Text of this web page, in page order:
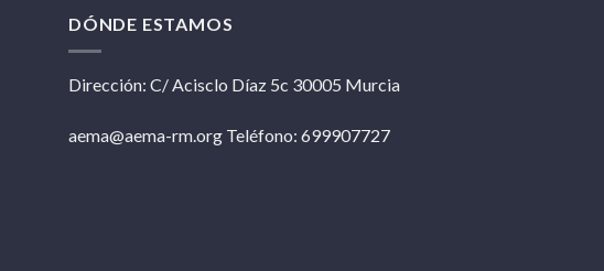
DÓNDE ESTAMOS
Dirección: C/ Acisclo Díaz 5c 30005 Murcia
aema@aema-rm.org Teléfono: 699907727